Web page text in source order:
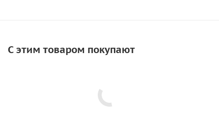
С этим товаром покупают